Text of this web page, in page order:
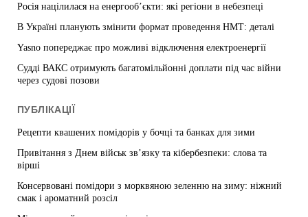
Росія націлилася на енергооб’єкти: які регіони в небезпеці
В Україні планують змінити формат проведення НМТ: деталі
Yasno попереджає про можливі відключення електроенергії
Судді ВАКС отримують багатомільйонні доплати під час війни
через судові позови
ПУБЛІКАЦІЇ
Рецепти квашених помідорів у бочці та банках для зими
Привітання з Днем військ зв’язку та кібербезпеки: слова та
вірші
Консервовані помідори з морквяною зеленню на зиму: ніжний
смак і ароматний розсіл